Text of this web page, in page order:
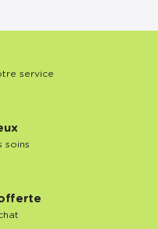
service
soins